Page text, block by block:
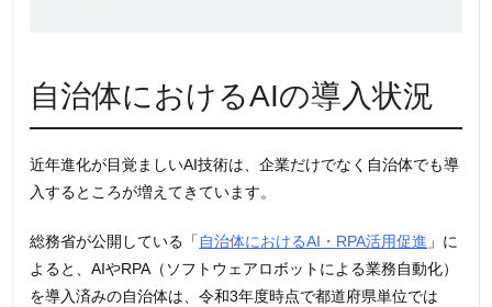
自治体におけるAIの導入状況
近年進化が目覚ましいAI技術は、企業だけでなく自治体でも導
入するところが増えてきています。
総務省が公開している「 自治体におけるAI・RPA活用促進 」に
よると、AIやRPA（ソフトウェアロボットによる業務自動化）
を導入済みの自治体は、令和3年度時点で都道府県単位では